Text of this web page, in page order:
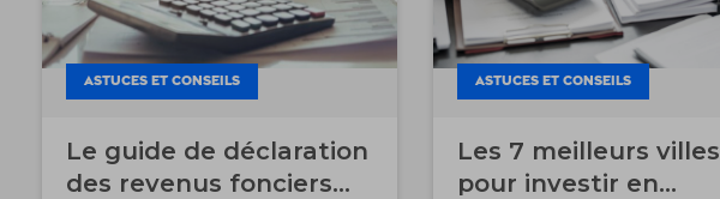
ASTUCES ET CONSEILS
Le guide de déclaration
des revenus fonciers
ASTUCES ET CONSEILS
Les 7 meilleurs villes
pour investir en